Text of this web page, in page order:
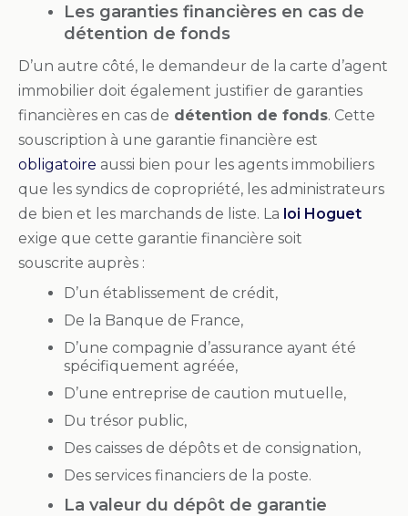
Les garanties financières en cas de
détention de fonds
D’un autre côté, le demandeur de la carte d’agent
immobilier doit également justifier de garanties
financières en cas de détention de fonds. Cette
souscription à une garantie financière est
obligatoire aussi bien pour les agents immobiliers
que les syndics de copropriété, les administrateurs
de bien et les marchands de liste. La loi Hoguet
exige que cette garantie financière soit
souscrite auprès :
D’un établissement de crédit,
De la Banque de France,
D’une compagnie d’assurance ayant été
spécifiquement agréée,
D’une entreprise de caution mutuelle,
Du trésor public,
Des caisses de dépôts et de consignation,
Des services financiers de la poste.
La valeur du dépôt de garantie